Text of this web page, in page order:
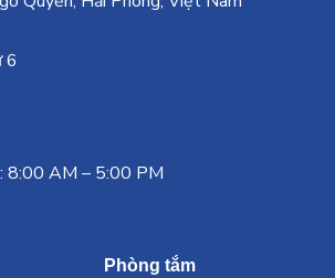
6
8:00 AM – 5:00 PM
Phòng tắm